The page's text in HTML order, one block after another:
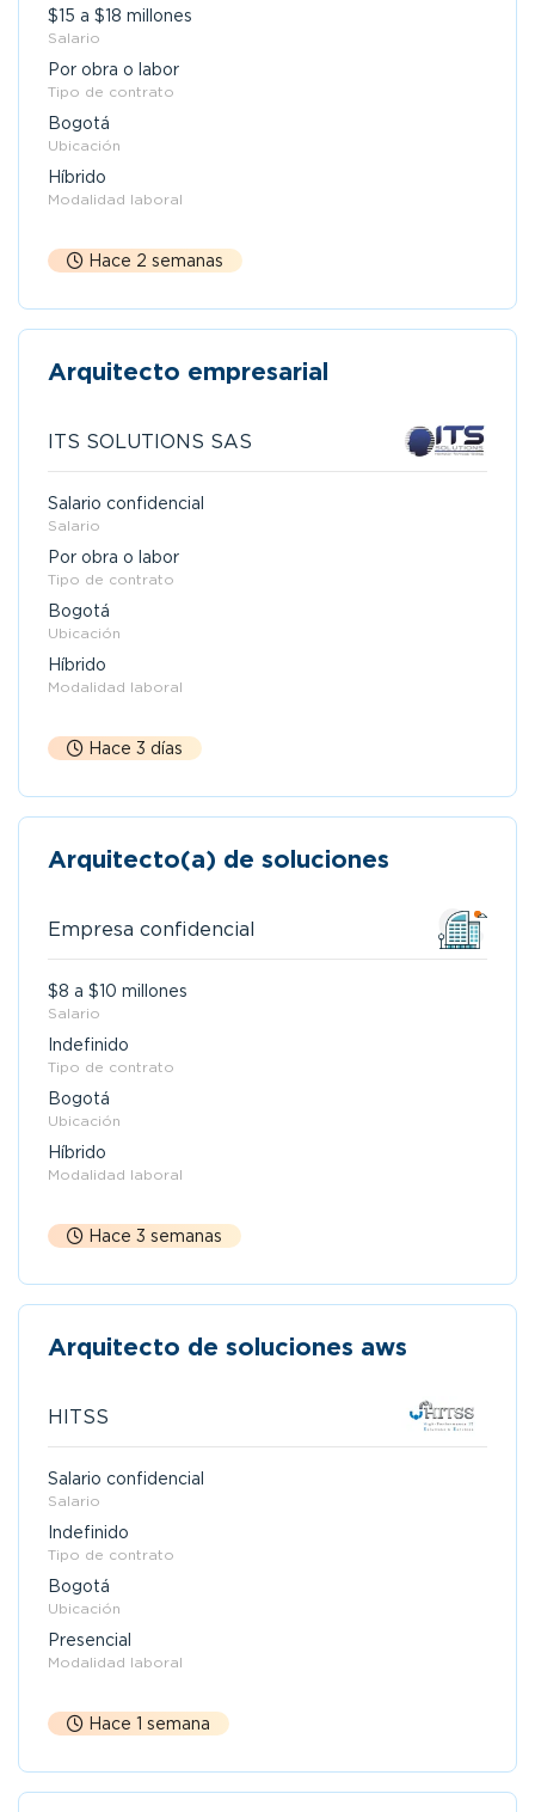
$15 a $18 millones
Salario
Por obra o labor
Tipo de contrato
Bogotá
Ubicación
Híbrido
Modalidad laboral
Hace 2 semanas
Arquitecto empresarial
ITS SOLUTIONS SAS
Salario confidencial
Salario
Por obra o labor
Tipo de contrato
Bogotá
Ubicación
Híbrido
Modalidad laboral
Hace 3 días
Arquitecto(a) de soluciones
Empresa confidencial
$8 a $10 millones
Salario
Indefinido
Tipo de contrato
Bogotá
Ubicación
Híbrido
Modalidad laboral
Hace 3 semanas
Arquitecto de soluciones aws
HITSS
Salario confidencial
Salario
Indefinido
Tipo de contrato
Bogotá
Ubicación
Presencial
Modalidad laboral
Hace 1 semana